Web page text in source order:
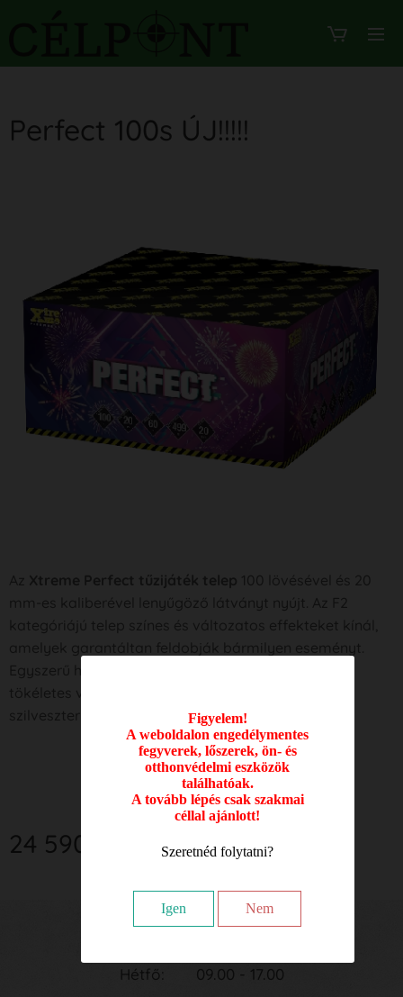
Figyelem!
A weboldalon engedélymentes
fegyverek, lőszerek, ön- és
otthonvédelmi eszközök
találhatóak.
A tovább lépés csak szakmai
céllal ajánlott!
Szeretnéd folytatni?
Igen Nem
Perfect 100s ÚJ!!!!!
szilveszterre és ünnepi eseményekre.
24 590
Hétfő: 09.00 - 17.00